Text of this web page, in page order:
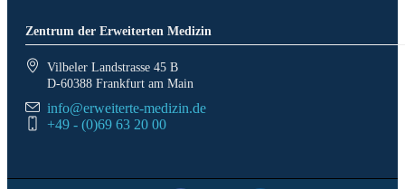
Zentrum der Erweiterten Medizin
Vilbeler Landstrasse 45 B
D-60388 Frankfurt am Main
info@erweiterte-medizin.de
+49 - (0)69 63 20 00